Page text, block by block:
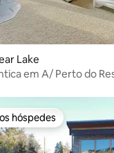
Lake
em A/ Perto do
preferidos dos
hóspedes